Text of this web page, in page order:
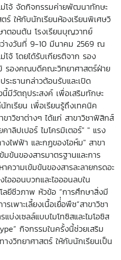
โจ้ จัดกิจกรรมค่ายพัฒนาทักษะ
ร์ ให้กับนักเรียนห้องเรียนพิเศษวิ
ตอนต้น โรงเรียนบุญวาทย์
ว่างวันที่ 9-10 มีนาคม 2569 ณ
จ้ โดยได้รับเกียรติจาก รอง
รองคณบดีคณะวิทยาศาสตร์ฝ่าย
ระธานกล่าวต้อนรับและเปิด
มีวัตถุประสงค์ เพื่อเสริมทักษะ
กเรียน เพื่อเรียนรู้ถึงเทคนิค
าวิชาต่างๆ ได้แก่ สาขาวิชาฟิสิกส์
าลิปเปอร์ ไมโครมิเตอร์" " แรง
งไฟฟ้า และกฏของโอห์ม" สาขา
มข้นของสารมาตรฐานและการ
ความเข้มข้นของสารละลายกรดอะ
ไอออนบวกและไอออนลบใน
ลยีชีวภาพ หัวข้อ “การศึกษาสิ่งมี
เพาะเลี้ยงเนื้อเยื่่อพืช”สาขาวิชา
บ่งเซลล์แบบไมโทซิสและไมโอซิส
กิจกรรมในครั้งนี้ช่วยเสริม
งวิทยาศาสตร์ ให้กับนักเรียนเป็น